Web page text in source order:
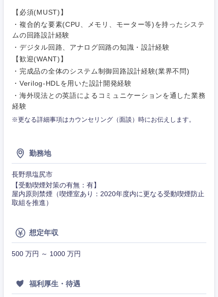
【必須(MUST)】
・複合的な要素(CPU、メモリ、モーター等)を持ったシステ
ムの回路設計経験
・デジタル回路、アナログ回路の知識・設計経験
【歓迎(WANT)】
・完成品の全体のシステム制御回路設計経験(業界不問)
・Verilog-HDLを用いた設計開発経験
・海外現法との英語によるコミュニケーションを通した業務
経験
※更なる詳細事項はカウンセリング（面談）時にお伝えします。
勤務地
長野県塩尻市
【受動喫煙対策の有無：有】
屋内原則禁煙（喫煙室あり：2020年度内に更なる受動喫煙防止
取組を推進）
想定年収
500 万円 ～ 1000 万円
福利厚生・待遇
人事
マーケテ
ィング
営業
コンサル
タント
専門職
（IT）、
Webサー
ビス・制
作、ゲー
技術職
M&A・事業投資
経営企画
政策渉外
マーケティング
営業
サービス
クリエイティブ
コンサルタント
技術職（IT）、Webサービス・制作、ゲーム
技術職（モノづくり）
建設・施工管理
素材・化学・金属
食品・化粧品・アパレル・消費財
メディカル・ヘルスケア・ライフサイエンス
倉庫・運輸・物流
小売・通販・外食
WEBサービス
コンサル・シンクタンク
福島県
フリーワード
こだわり条件を入力ください
フルリモート
年間休日120日以
完全週休2日制